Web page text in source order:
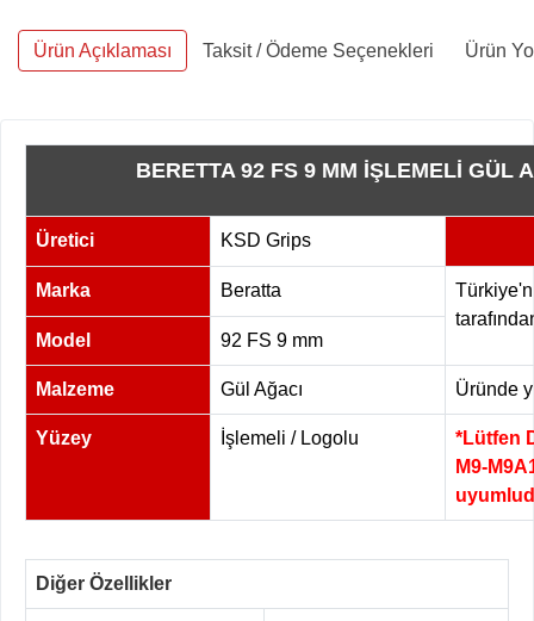
Ürün Açıklaması Taksit / Ödeme Seçenekleri Ürün
BERETTA 92 FS 9 MM İŞLEMELİ GÜL
Üretici KSD Grips
Marka Beratta
Model
92 FS 9 mm
Malzeme Gül Ağacı Üründe
Yüzey İşlemeli / Logolu
*Lütfen
M9-
Diğer Özellikler